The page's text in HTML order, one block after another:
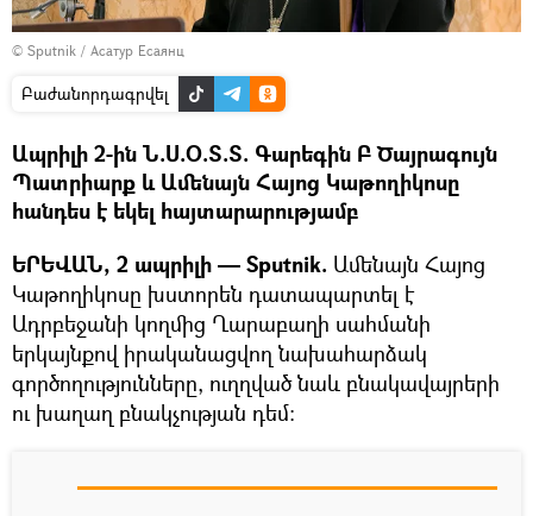
© Sputnik / Асатур Есаянц
Բաժանորդագրվել
Ապրիլի 2-ին Ն.Ս.Օ.Տ.Տ. Գարեգին Բ Ծայրագույն
Պատրիարք և Ամենայն Հայոց Կաթողիկոսը
հանդես է եկել հայտարարությամբ
ԵՐԵՎԱՆ, 2 ապրիլի — Sputnik. Ամենայն Հայոց
Կաթողիկոսը խստորեն դատապարտել է
Ադրբեջանի կողմից Ղարաբաղի սահմանի
երկայնքով իրականացվող նախահարձակ
գործողությունները, ուղղված նաև բնակավայրերի
ու խաղաղ բնակչության դեմ: